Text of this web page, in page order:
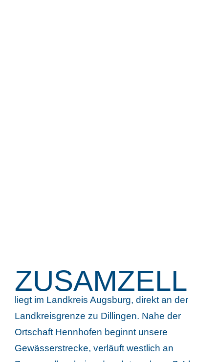
ZUSAMZELL
liegt im Landkreis Augsburg, direkt an der
Landkreisgrenze zu Dillingen. Nahe der
Ortschaft Hennhofen beginnt unsere
Gewässerstrecke, verläuft westlich an